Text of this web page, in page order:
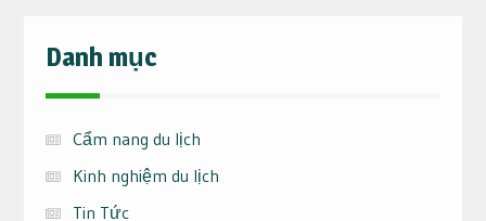
Danh mục
Cẩm nang du lịch
Kinh nghiệm du lịch
Tin Tức